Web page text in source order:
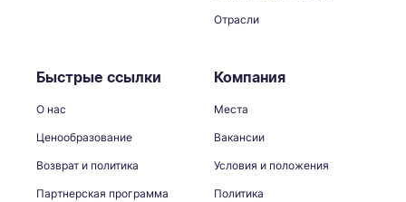
Отрасли
Быстрые ссылки
О нас
Ценообразование
Возврат и политика
Партнерская программа
Компания
Места
Вакансии
Условия и положения
Политика